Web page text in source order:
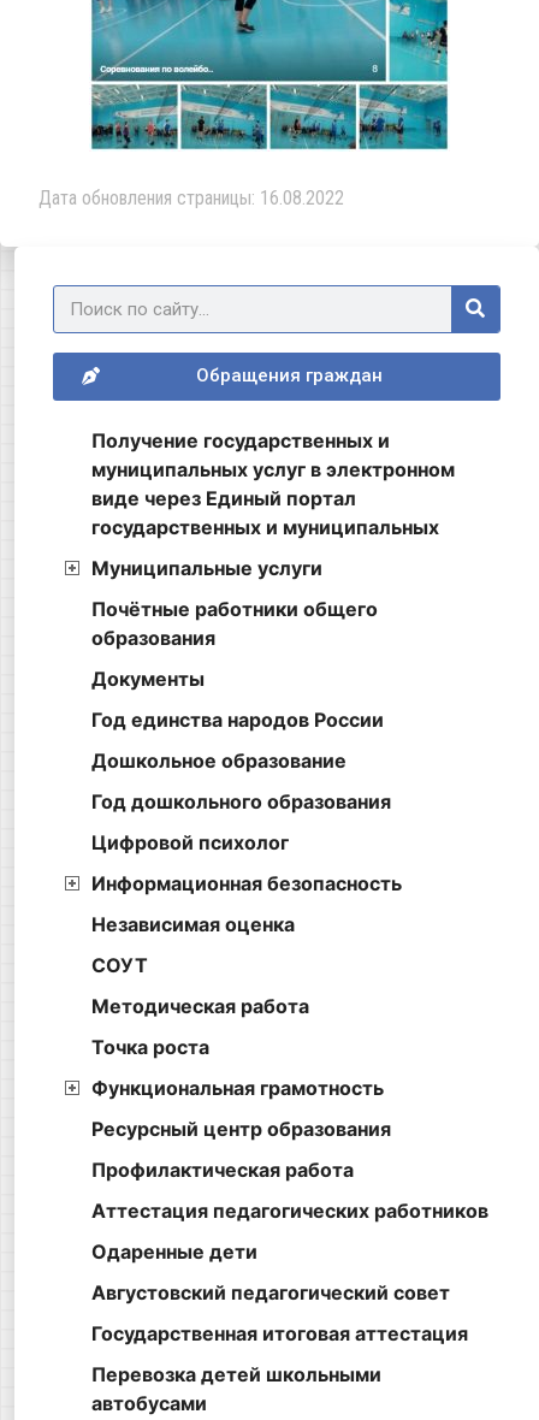
Дата обновления страницы: 16.08.2022
Обращения граждан
Получение государственных и
муниципальных услуг в электронном
виде через Единый портал
государственных и муниципальных
Муниципальные услуги
Почётные работники общего
образования
Документы
Год единства народов России
Дошкольное образование
Год дошкольного образования
Цифровой психолог
Информационная безопасность
Независимая оценка
СОУТ
Методическая работа
Точка роста
Функциональная грамотность
Ресурсный центр образования
Профилактическая работа
Аттестация педагогических работников
Одаренные дети
Августовский педагогический совет
Государственная итоговая аттестация
Перевозка детей школьными
автобусами